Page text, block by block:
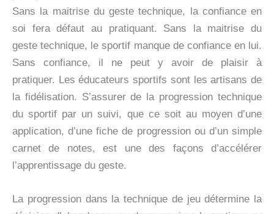
Sans la maitrise du geste technique, la confiance en
soi fera défaut au pratiquant. Sans la maitrise du
geste technique, le sportif manque de confiance en lui.
Sans confiance, il ne peut y avoir de plaisir à
pratiquer. Les éducateurs sportifs sont les artisans de
la fidélisation. S’assurer de la progression technique
du sportif par un suivi, que ce soit au moyen d’une
application, d’une fiche de progression ou d’un simple
carnet de notes, est une des façons d’accélérer
l’apprentissage du geste.
La progression dans la technique de jeu détermine la